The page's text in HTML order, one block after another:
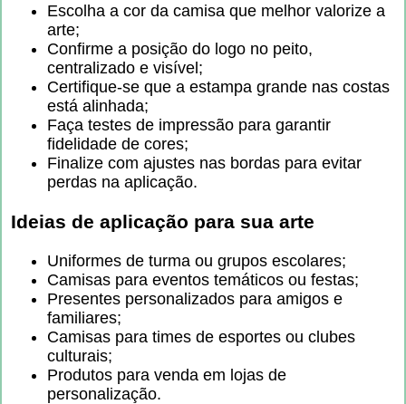
Escolha a cor da camisa que melhor valorize a
arte;
Confirme a posição do logo no peito,
centralizado e visível;
Certifique-se que a estampa grande nas costas
está alinhada;
Faça testes de impressão para garantir
fidelidade de cores;
Finalize com ajustes nas bordas para evitar
perdas na aplicação.
Ideias de aplicação para sua arte
Uniformes de turma ou grupos escolares;
Camisas para eventos temáticos ou festas;
Presentes personalizados para amigos e
familiares;
Camisas para times de esportes ou clubes
culturais;
Produtos para venda em lojas de
personalização.